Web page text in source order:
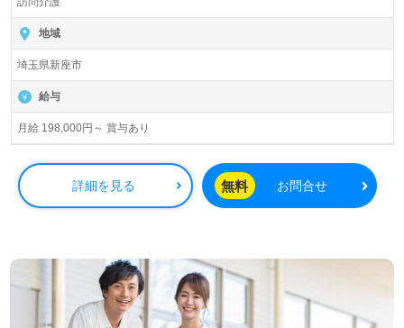
地域
埼玉県新座市
給与
月給 198,000円～ 賞与あり
詳細を見る 無料 お問合せ